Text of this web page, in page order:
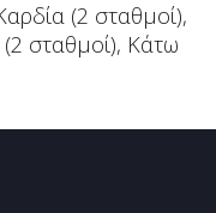
(2 σταθμοί),
(2 σταθμοί), Κάτω